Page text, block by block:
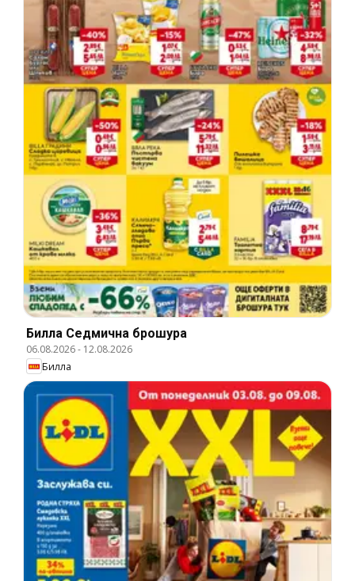
Билла Cедмична брошура
06.08.2026- 12.08.2026
Билла